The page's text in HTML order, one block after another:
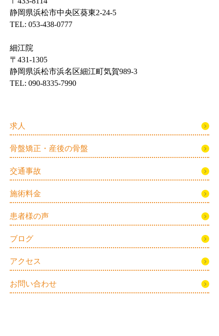
静岡県浜松市中央区葵東2-24-5
TEL: 053-438-0777
細江院
〒431-1305
静岡県浜松市浜名区細江町気賀989-3
TEL: 090-8335-7990
求人
骨盤矯正・産後の骨盤
交通事故
施術料金
患者様の声
ブログ
アクセス
お問い合わせ